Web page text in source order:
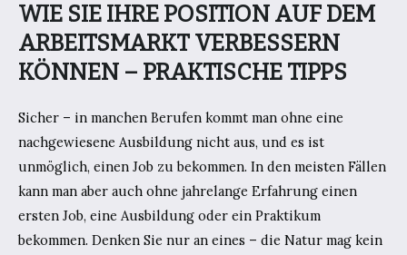
WIE SIE IHRE POSITION AUF DEM
ARBEITSMARKT VERBESSERN
KÖNNEN – PRAKTISCHE TIPPS
Sicher – in manchen Berufen kommt man ohne eine
nachgewiesene Ausbildung nicht aus, und es ist
unmöglich, einen Job zu bekommen. In den meisten Fällen
kann man aber auch ohne jahrelange Erfahrung einen
ersten Job, eine Ausbildung oder ein Praktikum
bekommen. Denken Sie nur an eines – die Natur mag kein